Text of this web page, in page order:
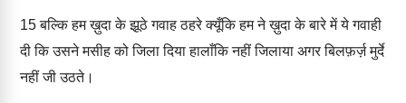
15बल्कि हम ख़ुदा के झूठे गवाह ठहरे क्यूँकि हम ने ख़ुदा के बारे में ये गवाही
दी कि उसने मसीह को जिला दिया हालाँकि नहीं जिलाया अगर बिलफ़र्ज़ मुर्दे
नहीं जी उठते।